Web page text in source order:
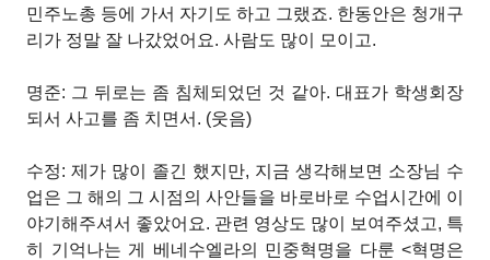
민주노총 등에 가서 자기도 하고 그랬죠. 한동안은 청개구
리가 정말 잘 나갔었어요. 사람도 많이 모이고.
명준: 그 뒤로는 좀 침체되었던 것 같아. 대표가 학생회장
되서 사고를 좀 치면서. (웃음)
수정: 제가 많이 졸긴 했지만, 지금 생각해보면 소장님 수
업은 그 해의 그 시점의 사안들을 바로바로 수업시간에 이
야기해주셔서 좋았어요. 관련 영상도 많이 보여주셨고, 특
히 기억나는 게 베네수엘라의 민중혁명을 다룬 <혁명은